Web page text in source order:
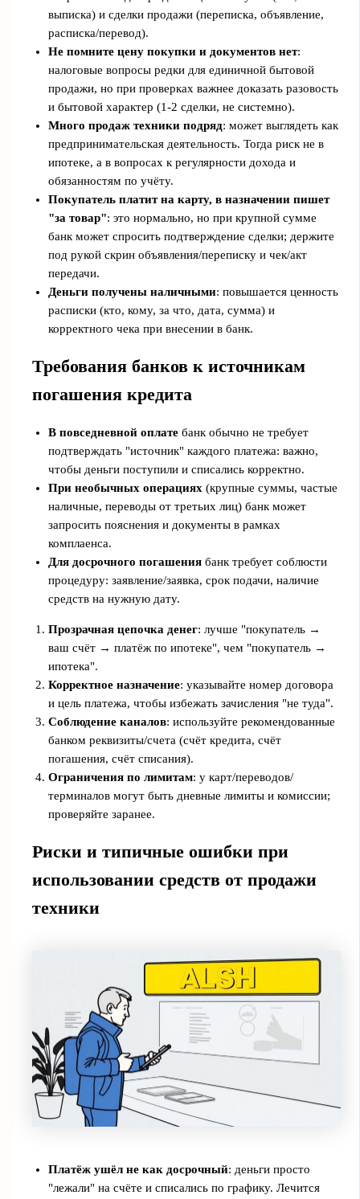
выписка) и сделки продажи (переписка, объявление,
расписка/перевод).
Не помните цену покупки и документов нет:
налоговые вопросы редки для единичной бытовой
продажи, но при проверках важнее доказать разовость
и бытовой характер (1-2 сделки, не системно).
Много продаж техники подряд: может выглядеть как
предпринимательская деятельность. Тогда риск не в
ипотеке, а в вопросах к регулярности дохода и
обязанностям по учёту.
Покупатель платит на карту, в назначении пишет
"за товар": это нормально, но при крупной сумме
банк может спросить подтверждение сделки; держите
под рукой скрин объявления/переписку и чек/акт
передачи.
Деньги получены наличными: повышается ценность
расписки (кто, кому, за что, дата, сумма) и
корректного чека при внесении в банк.
Требования банков к источникам
погашения кредита
В повседневной оплатебанк обычно не требует
подтверждать "источник" каждого платежа: важно,
чтобы деньги поступили и списались корректно.
При необычных операциях (крупные суммы, частые
наличные, переводы от третьих лиц) банк может
запросить пояснения и документы в рамках
комплаенса.
Для досрочного погашениябанк требует соблюсти
процедуру: заявление/заявка, срок подачи, наличие
средств на нужную дату.
Прозрачная цепочка денег: лучше "покупатель →
ваш счёт → платёж по ипотеке", чем "покупатель →
ипотека".
Корректное назначение: указывайте номер договора
и цель платежа, чтобы избежать зачисления "не туда".
Соблюдение каналов: используйте рекомендованные
банком реквизиты/счета (счёт кредита, счёт
погашения, счёт списания).
Ограничения по лимитам: у карт/переводов/
терминалов могут быть дневные лимиты и комиссии;
проверяйте заранее.
Риски и типичные ошибки при
использовании средств от продажи
техники
Платёж ушёл не как досрочный: деньги просто
"лежали" на счёте и списались по графику. Лечится